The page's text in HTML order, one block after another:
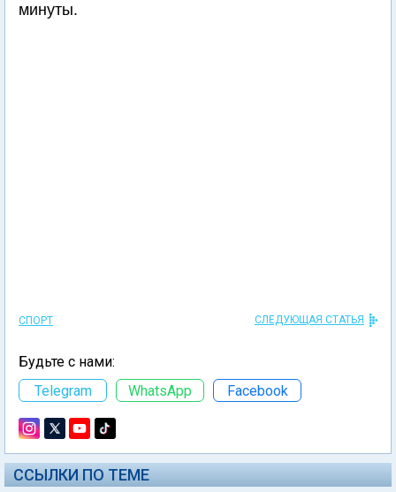
минуты.
СПОРТ СЛЕДУЮЩАЯ СТАТЬЯ
Будьте с нами:
Telegram
WhatsApp Facebook
ССЫЛКИ ПО ТЕМЕ